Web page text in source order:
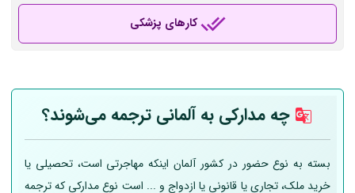
کارهای پزشکی
چه مدارکی بهآلمانی ترجمه می‌شوند؟
بسته به نوع حضور در کشور آلمان اینکه مهاجرتی است، تحصیلی یا
خرید ملک، تجاری یا قانونی یا ازدواج و ... است نوع مدارکی که ترجمه